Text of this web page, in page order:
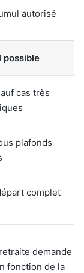
autorisé
possible
cas très
plafonds
complet
demande
fonction de la